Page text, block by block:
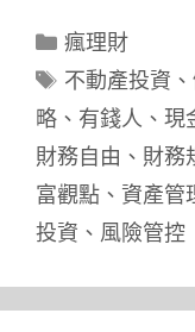
分
類
瘋理財
標
籤
不動產投資 、
略 、 有錢人 、 現
財務自由 、 財務
富觀點 、 資產管
投資 、 風險管控